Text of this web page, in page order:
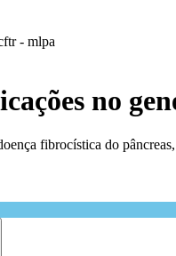
- mlpa
no
fibrocística do